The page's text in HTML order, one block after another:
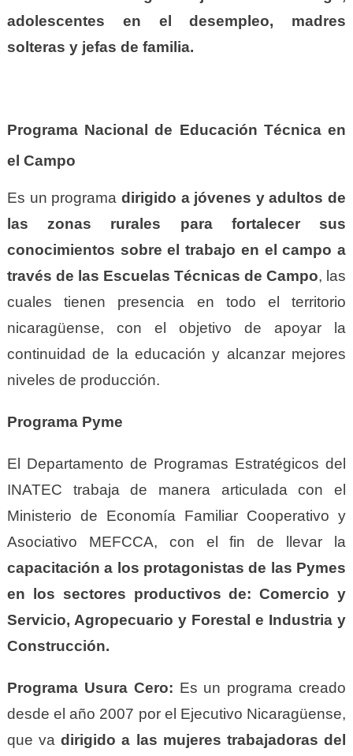
adolescentes en el desempleo, madres
solteras y jefas de familia.
Programa Nacional de Educación Técnica en
el Campo
Es un programa dirigido a jóvenes y adultos de
las zonas rurales para fortalecer sus
conocimientos sobre el trabajo en el campo a
través de las Escuelas Técnicas de Campo, las
cuales tienen presencia en todo el territorio
nicaragüense, con el objetivo de apoyar la
continuidad de la educación y alcanzar mejores
niveles de producción.
Programa Pyme
El Departamento de Programas Estratégicos del
INATEC trabaja de manera articulada con el
Ministerio de Economía Familiar Cooperativo y
Asociativo MEFCCA, con el fin de llevar la
capacitación a los protagonistas de las Pymes
en los sectores productivos de: Comercio y
Servicio, Agropecuario y Forestal e Industria y
Construcción.
Programa Usura Cero: Es un programa creado
desde el año 2007 por el Ejecutivo Nicaragüense,
que vadirigido a las mujeres trabajadoras del